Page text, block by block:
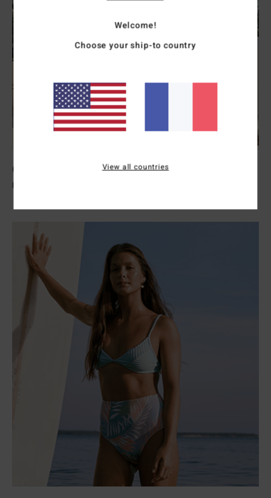
Combinaisons Femme
Découvrir
Welcome!
Choose your ship-to country
View all countries